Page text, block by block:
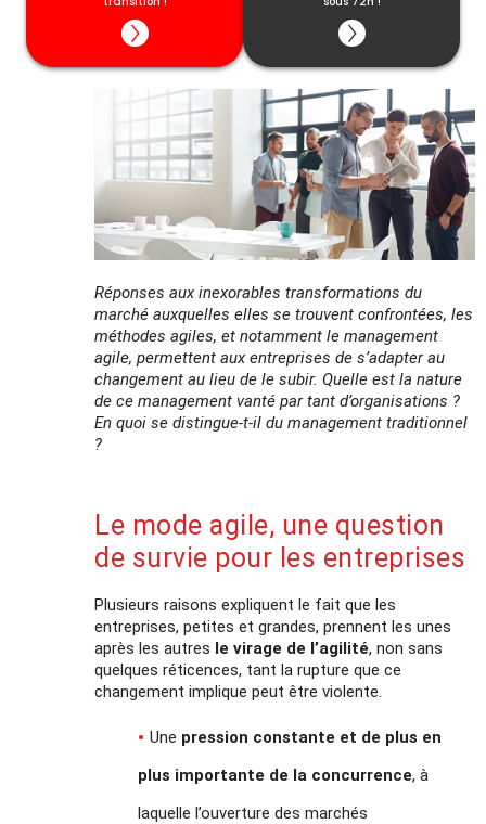
Réponses aux inexorables transformations du
marché auxquelles elles se trouvent confrontées, les
méthodes agiles, et notamment le management
agile, permettent aux entreprises de s’adapter au
changement au lieu de le subir.Quelle est la nature
de ce management vanté par tant d’organisations ?
En quoi se distingue-t-il du management traditionnel
?
Le mode agile, une question
de survie pour les entreprises
Plusieurs raisons expliquent le fait que les
entreprises, petites et grandes, prennent les unes
après les autres le virage de l’agilité, non sans
quelques réticences, tant la rupture que ce
changement implique peut être violente.
Une pression constante et de plus en
plus importante de la concurrence, à
laquelle l’ouverture des marchés
Cette date ne vous convient pas ? Découvrez
toutes les dates disponiblesici